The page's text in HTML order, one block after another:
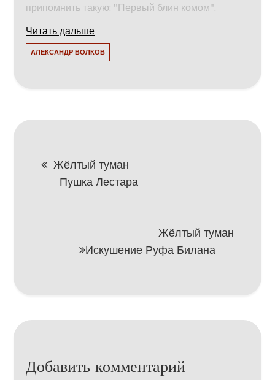
припомнить такую: "Первый блин комом".
Читать дальше
АЛЕКСАНДР ВОЛКОВ
Навигация
Жёлтый туман
Пушка Лестара
Жёлтый туман
Искушение Руфа Билана
Добавить комментарий